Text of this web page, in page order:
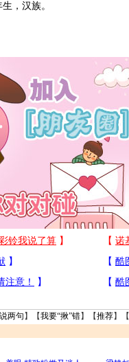
，汉族。
两句 】【我要“揪”错】【推荐】